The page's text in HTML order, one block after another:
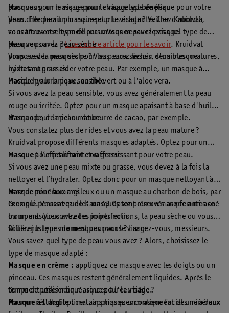
pour vous, un masque pour le visage est bénéfique pour votre
peau. Elle paraît plus saine et plus éclatante. Chez Kruidvat,
vous trouverez les meilleurs masques pour le visage.
Masques pour le visage pour chaque type de peau
Vous cherchez un masque pour le visage ? Veillez d’abord à
connaître votre type de peau. Vous ne savez pas quel type de
peau vous avez ?Lisez notre article pour le savoir. Kruidvat
propose des masques pour les peaux sèches, sensibles, matures,
mixtes ou grasses.
Masque pour la peau sèche
Vous avez la peau sèche ? Vous aurez besoin d'un masque
hydratant pour aider votre peau. Par exemple, un masque à
l'acide hyaluronique, au thé vert ou à l'aloe vera.
Masque pour la peau sensible
Si vous avez la peau sensible, vous avez généralement la peau
rouge ou irritée. Optez pour un masque apaisant à base d'huile
d'amande, de miel ou de beurre de cacao, par exemple.
Masque pour la peau mature
Vous constatez plus de rides et vous avez la peau mature ?
Kruidvat propose différents masques adaptés. Optez pour un
masque à l’effet liftant et raffermissant pour votre peau.
Masque pour peau mixte ou grasse
Si vous avez une peau mixte ou grasse, vous devez à la fois la
nettoyer et l’hydrater. Optez donc pour un masque nettoyant à
base de minéraux argileux ou un masque au charbon de bois, par
exemple. Vous avez de l'acné ? Optez pour un masque anti-acné
ou un masque contre les points noirs.
Masque pour hommes
Ceux qui pensent que les masques sont réservés aux femmes se
trompent. Vous avez des imperfections, la peau sèche ou vous
voulez juste un moment pour vous ? Lancez-vous, messieurs.
Différents types de masques pour le visage
Vous savez quel type de peau vous avez ? Alors, choisissez le
type de masque adapté :
Masque en crème : appliquez ce masque avec les doigts ou un
pinceau. Ces masques restent généralement liquides. Après le
temps de pose indiqué, rincez à l'eau tiède.
Masque à l'argile :certains masques contiennent des minéraux
Comment utiliser un masque pour le visage ?
Pour un résultat optimal, appliquez un masque facial une à deux